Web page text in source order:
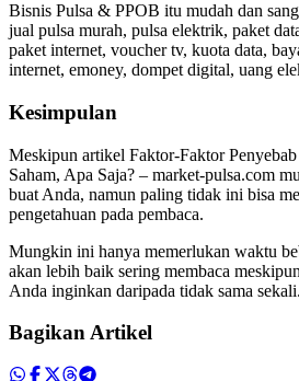
Bisnis Pulsa & PPOB itu mudah dan
jual pulsa murah, pulsa elektrik, paket
paket internet, voucher tv, kuota data,
internet, emoney, dompet digital, uang
Kesimpulan
Meskipun artikel Faktor-Faktor
Saham, Apa Saja? – market-pulsa.com
buat Anda, namun paling tidak ini bisa
pengetahuan pada pembaca.
Mungkin ini hanya memerlukan waktu
akan lebih baik sering membaca
Anda inginkan daripada tidak sama sekali.
Bagikan Artikel